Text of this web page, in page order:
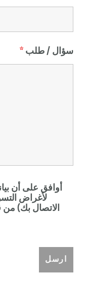
سؤال / طلب*
أوافق على أن
لأغراض
الاتصال بك) من